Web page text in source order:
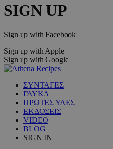
SIGN UP
Sign up with Facebook
Sign up with Apple
Sign up with Google
ΣΥΝΤΑΓΕΣ
ΓΛΥΚΑ
ΠΡΩΤΕΣ ΥΛΕΣ
ΕΚΔΟΣΕΙΣ
VIDEO
BLOG
SIGN IN